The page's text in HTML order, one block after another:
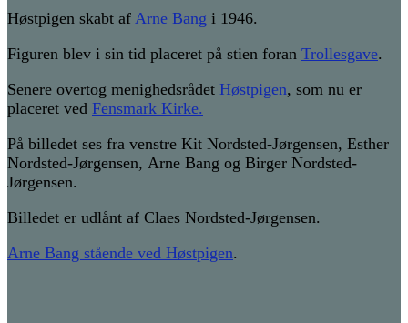
Høstpigen skabt af Arne Bang i 1946.
Figuren blev i sin tid placeret på stien foran Trollesgave.
Senere overtog menighedsrådet Høstpigen, som nu er
placeret ved Fensmark Kirke.
På billedet ses fra venstre Kit Nordsted-Jørgensen, Esther
Nordsted-Jørgensen, Arne Bang og Birger Nordsted-
Jørgensen.
Billedet er udlånt af Claes Nordsted-Jørgensen.
Arne Bang stående ved Høstpigen.